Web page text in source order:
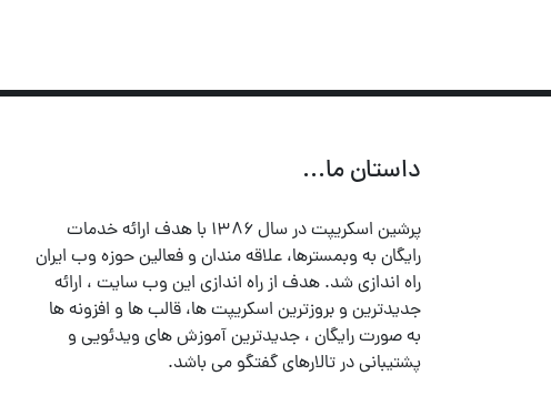
داستان ما...
پرشین اسکریپت در سال ۱۳۸۶ با هدف ارائه خدمات
رایگان به وبمسترها، علاقه مندان و فعالین حوزه وب ایران
راه اندازی شد. هدف از راه اندازی این وب سایت ، ارائه
جدیدترین و بروزترین اسکریپت ها، قالب ها و افزونه ها
به صورت رایگان ، جدیدترین آموزش های ویدئویی و
پشتیبانی در تالارهای گفتگو می باشد.